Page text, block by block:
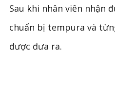
Sau khi nhân viên nhận
chuẩn bị tempura và
được đưa ra.